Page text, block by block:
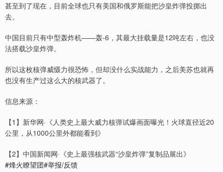
甚至到了现在，目前全球也只有美国和俄罗斯能把沙皇炸弹投掷出
去。
中国目前只有中型轰炸机——轰-6，其最大挂载量是12吨左右，也没
法搭载沙皇炸弹。
所以这枚核弹威慑力很恐怖，但却没什么实战能力，之后美苏也就再
也没有生产过这么大的核武器了。
信息来源：
【1】新华网·《人类史上最大威力核弹试爆画面曝光！火球直径近20
公里，从1000公里外都能看到》
【2】中国新闻网·《史上最强核武器“沙皇炸弹”复制品展出》
#烽火瞭望团#举报/反馈